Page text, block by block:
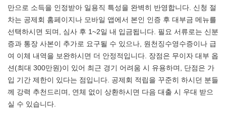
만으로 소득을 인정받아 일용직 특성을 완벽히 반영합니다. 신청 절
차는 공제회 홈페이지나 모바일 앱에서 본인 인증 후 대부금 메뉴를
선택하시면 되며, 심사 후 1~2일 내 입금됩니다. 필요 서류로는 신분
증과 통장 사본이 추가로 요구될 수 있으나, 원천징수영수증이나 급
여 이체 내역을 보완하시면 더 안정적입니다. 장점은 무이자 대부 옵
션(최대 300만원)이 있어 최근 경기 어려움 시 유용하며, 단점은 가
입 기간 제한이 있다는 점입니다. 공제회 적립을 꾸준히 하시던 분들
께 강력 추천드리며, 연체 없이 상환하시면 다음 대출 시 우대 받으
실 수 있습니다.